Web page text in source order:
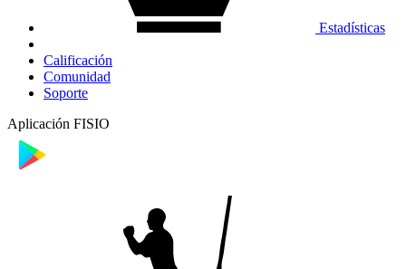
Estadísticas
Calificación
Comunidad
Soporte
Aplicación FISIO